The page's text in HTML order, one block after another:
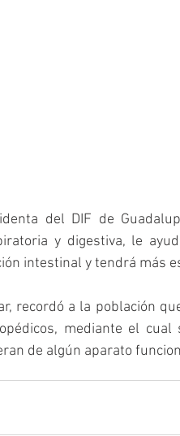
del DIF de
y digestiva, le
intestinal y tendrá más
recordó a la población
mediante el
de algún aparato